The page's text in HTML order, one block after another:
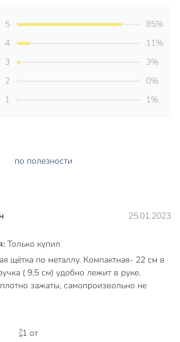
по полезности
25.01.2023
Только купил
щётка по металлу. Компактная- 22 см в
( 9,5 см) удобно лежит в руке.
зажаты, самопроизвольно не
5
85%
4
11%
3
3%
2
0%
1
1%